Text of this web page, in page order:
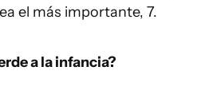
el más importante, 7.
a la infancia?